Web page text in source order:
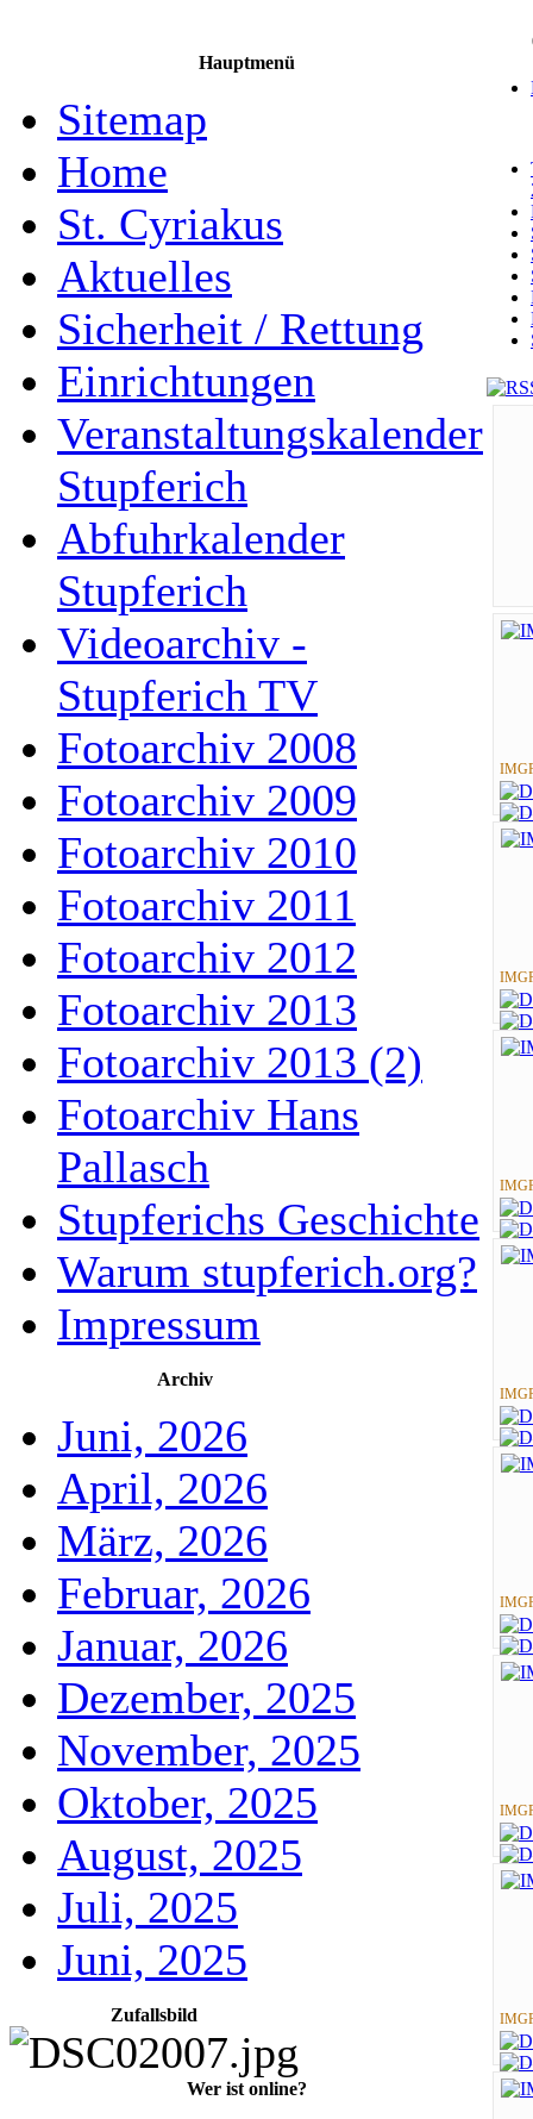
Hauptmenü
Sitemap
Home
St. Cyriakus
Aktuelles
Sicherheit / Rettung
Einrichtungen
Veranstaltungskalender
Stupferich
Abfuhrkalender
Stupferich
Videoarchiv -
Stupferich TV
Fotoarchiv 2008
Fotoarchiv 2009
Fotoarchiv 2010
Fotoarchiv 2011
Fotoarchiv 2012
Fotoarchiv 2013
Fotoarchiv 2013 (2)
Fotoarchiv Hans
Pallasch
Stupferichs Geschichte
Warum stupferich.org?
Impressum
Archiv
Juni, 2026
April, 2026
März, 2026
Februar, 2026
Januar, 2026
Dezember, 2025
November, 2025
Oktober, 2025
August, 2025
Juli, 2025
Juni, 2025
Zufallsbild
Wer ist online?